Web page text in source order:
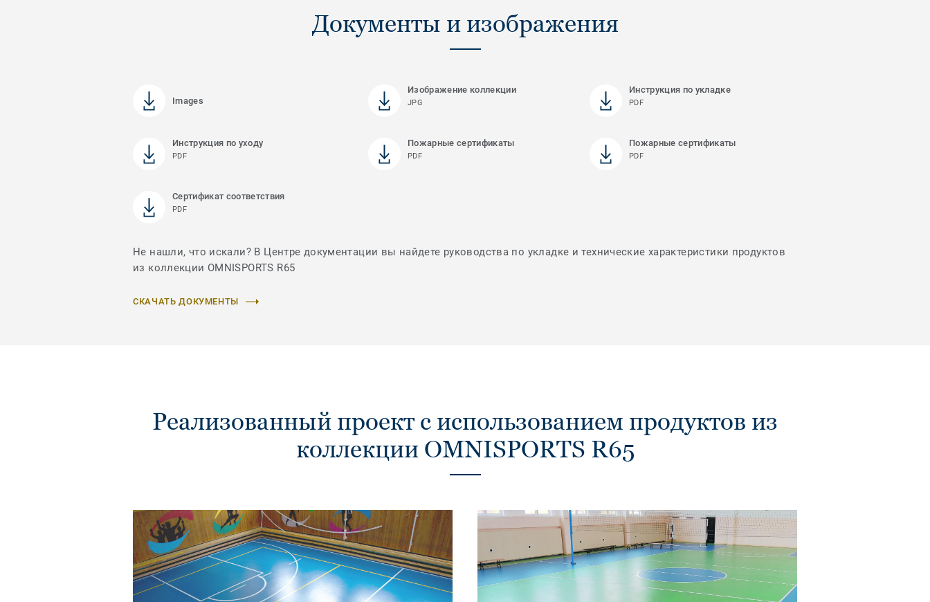
Документы и изображения
Images
Изображение коллекции
JPG
Инструкция по укладке
PDF
Инструкция по уходу
PDF
Пожарные сертификаты
PDF
Пожарные сертификаты
PDF
Сертификат соответствия
PDF
Не нашли, что искали? В Центре документации вы найдете руководства по укладке и технические характеристики продуктов
из коллекции OMNISPORTS R65
СКАЧАТЬ ДОКУМЕНТЫ
Реализованный проект с использованием продуктов из
коллекции OMNISPORTS R65